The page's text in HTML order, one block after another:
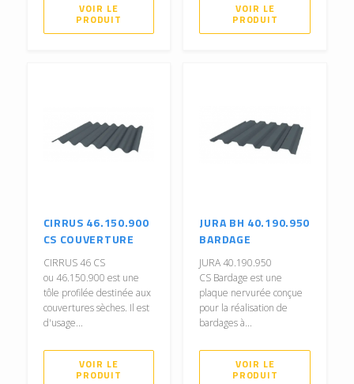
VOIR LE
PRODUIT
VOIR LE
PRODUIT
CIRRUS 46.150.900
CS COUVERTURE
CIRRUS 46 CS
ou 46.150.900 est une
tôle profilée destinée aux
couvertures sèches. Il est
d'usage...
VOIR LE
PRODUIT
JURA BH 40.190.950
BARDAGE
JURA 40.190.950
CS Bardage est une
plaque nervurée conçue
pour la réalisation de
bardages à...
VOIR LE
PRODUIT